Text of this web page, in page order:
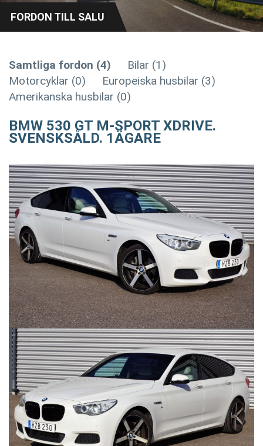
FORDON TILL SALU
Samtliga fordon (4)
Bilar (1)
Motorcyklar (0)
Europeiska husbilar (3)
Amerikanska husbilar (0)
BMW 530 GT M-SPORT XDRIVE.
SVENSKSÅLD. 1ÄGARE